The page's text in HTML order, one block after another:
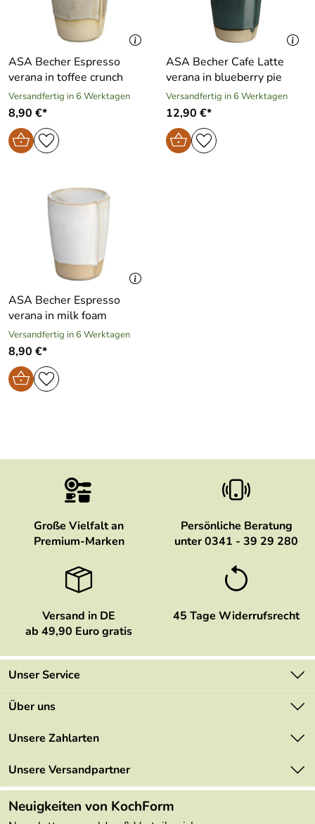
ASA Becher Espresso
verana in toffee crunch
Versandfertig in 6 Werktagen
8,90 €*
ASA Becher Cafe Latte
verana in blueberry pie
Versandfertig in 6 Werktagen
12,90 €*
ASA Becher Espresso
verana in milk foam
Versandfertig in 6 Werktagen
8,90 €*
Große Vielfalt an
Premium-Marken
Persönliche Beratung
unter 0341 - 39 29 280
Versand in DE
ab 49,90 Euro gratis
45 Tage Widerrufsrecht
Unser Service
Kontakt
Mehrwertsteuerfrei
Retourenportal
FAQs
Lieferbedingungen
Über uns
Marken
Angebote
Made in Germany
Unsere Zahlarten
Unsere Versandpartner
Neuigkeiten von KochForm